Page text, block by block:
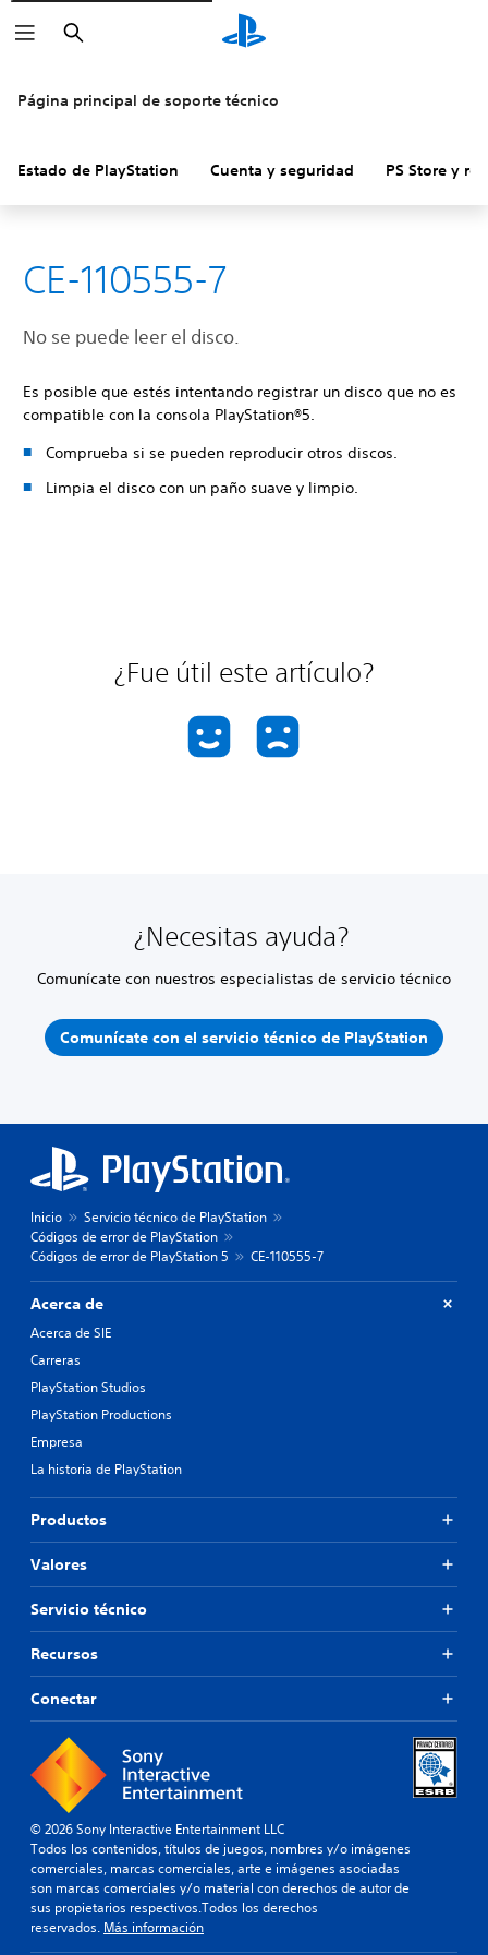
Buscar
Página principal de soporte técnico
Estado de PlayStation Cuenta y seguridad PS Store y
CE-110555-7
No se puede leer el disco.
Es posible que estés intentando registrar un disco que no es
compatible con la consola PlayStation®5.
Comprueba si se pueden reproducir otros discos.
Limpia el disco con un paño suave y limpio.
¿Fue útil este artículo?
¿Necesitas ayuda?
Comunícate con nuestros especialistas de servicio técnico
Comunícate con el servicio técnico de PlayStation
Inicio
Servicio técnico de PlayStation
Códigos de error de PlayStation
Códigos de error de PlayStation 5
CE-110555-7
Acerca de
Acerca de SIE
Carreras
PlayStation Studios
PlayStation Productions
Empresa
La historia de PlayStation
Productos
Valores
Servicio técnico
Recursos
Conectar
© 2026 Sony Interactive Entertainment LLC
Todos los contenidos, títulos de juegos, nombres y/o imágenes
comerciales, marcas comerciales, arte e imágenes asociadas
son marcas comerciales y/o material con derechos de autor de
sus propietarios respectivos.Todos los derechos
reservados. Más información